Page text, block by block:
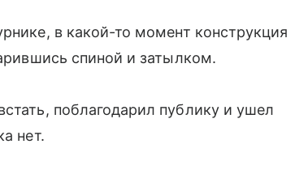
в какой-то момент конструкция
спиной и затылком.
поблагодарил публику и ушел
нет.